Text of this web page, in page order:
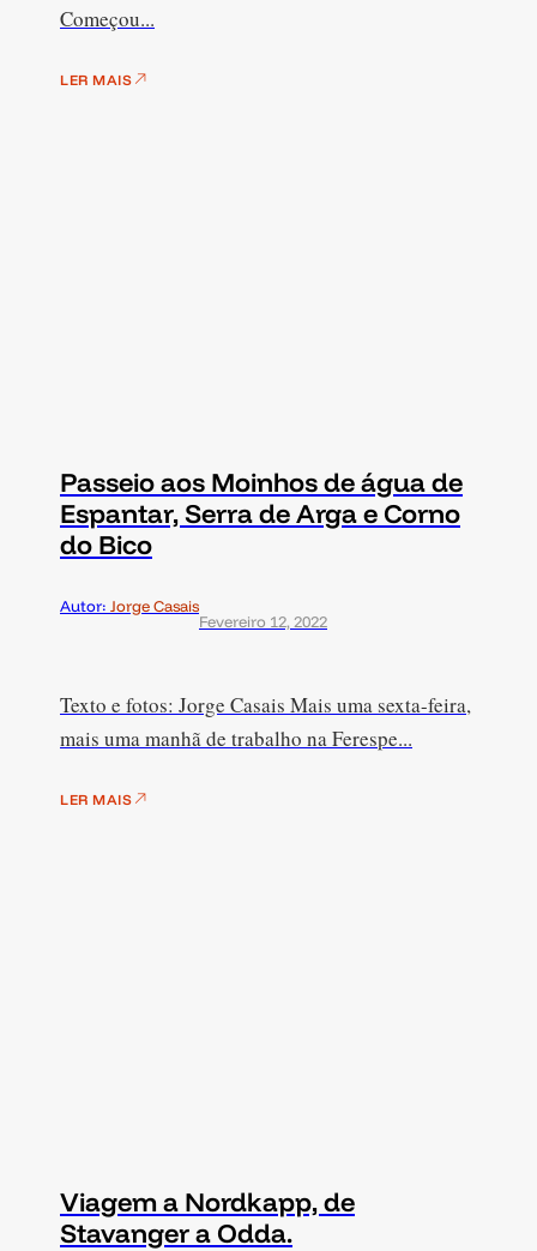
Começou...
LER MAIS
Passeio aos Moinhos de água de
Espantar, Serra de Arga e Corno
do Bico
Autor: Jorge Casais
Fevereiro 12, 2022
Texto e fotos: Jorge Casais Mais uma sexta-feira,
mais uma manhã de trabalho na Ferespe...
LER MAIS
Viagem a Nordkapp, de
Stavanger a Odda.